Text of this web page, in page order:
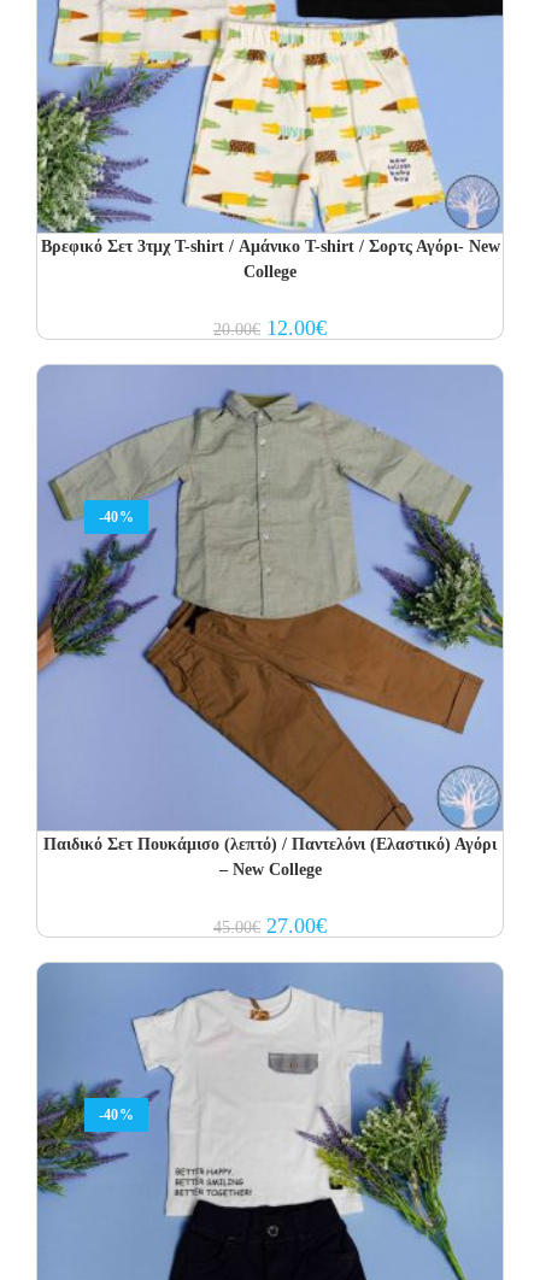
Βρεφικό Σετ 3τμχ T-shirt / Αμάνικο T-shirt / Σορτς Αγόρι- New
College
20.00€ Original
price
12.00€Current
price
-40%
Παιδικό Σετ Πουκάμισο (λεπτό) / Παντελόνι (Ελαστικό) Αγόρι
– New College
45.00€ Original
price
27.00€Current
price
-40%